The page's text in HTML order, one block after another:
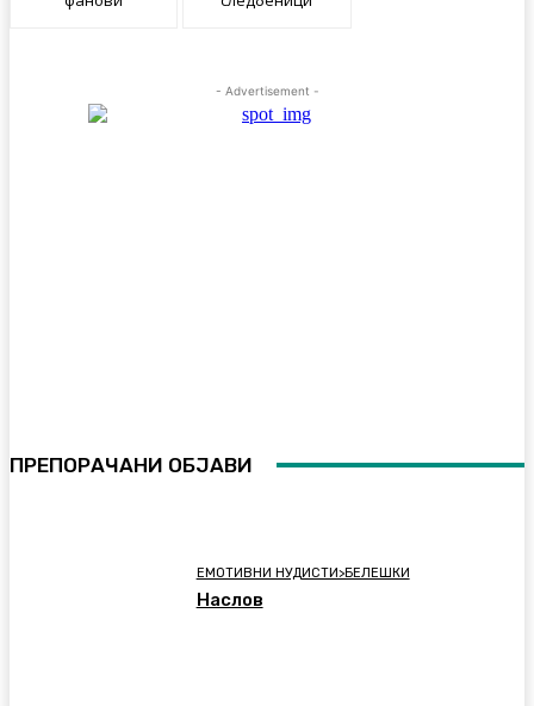
- Advertisement -
ПРЕПОРАЧАНИ ОБЈАВИ
ЕМОТИВНИ НУДИСТИ>БЕЛЕШКИ
Наслов